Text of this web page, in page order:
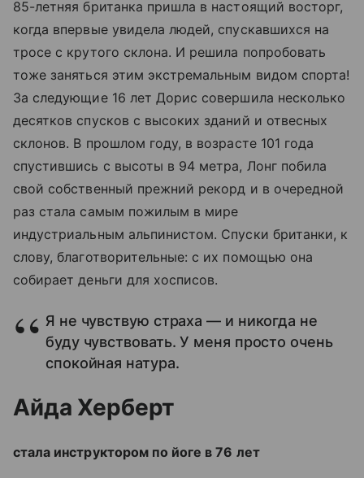
85-летняя британка пришла в настоящий восторг,
когда впервые увидела людей, спускавшихся на
тросе с крутого склона. И решила попробовать
тоже заняться этим экстремальным видом спорта!
За следующие 16 лет Дорис совершила несколько
десятков спусков с высоких зданий и отвесных
склонов. В прошлом году, в возрасте 101 года
спустившись с высоты в 94 метра, Лонг побила
свой собственный прежний рекорд и в очередной
раз стала самым пожилым в мире
индустриальным альпинистом. Спуски британки, к
слову, благотворительные: с их помощью она
собирает деньги для хосписов.
Я не чувствую страха — и никогда не
буду чувствовать. У меня просто очень
спокойная натура.
Айда Херберт
стала инструктором по йоге в 76 лет